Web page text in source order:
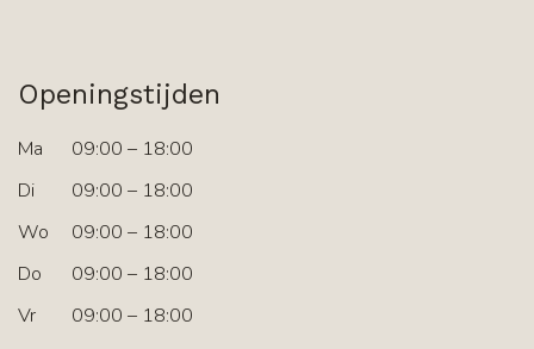
Openingstijden
Ma
09:00 – 18:00
Di
09:00 – 18:00
Wo
09:00 – 18:00
Do
09:00 – 18:00
Vr
09:00 – 18:00